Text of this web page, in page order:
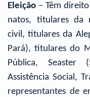
Eleição – Têm
natos, titulares da
civil, titulares da
Pará), titulares do
Pública, Seaster
Assistência Social,
representantes de